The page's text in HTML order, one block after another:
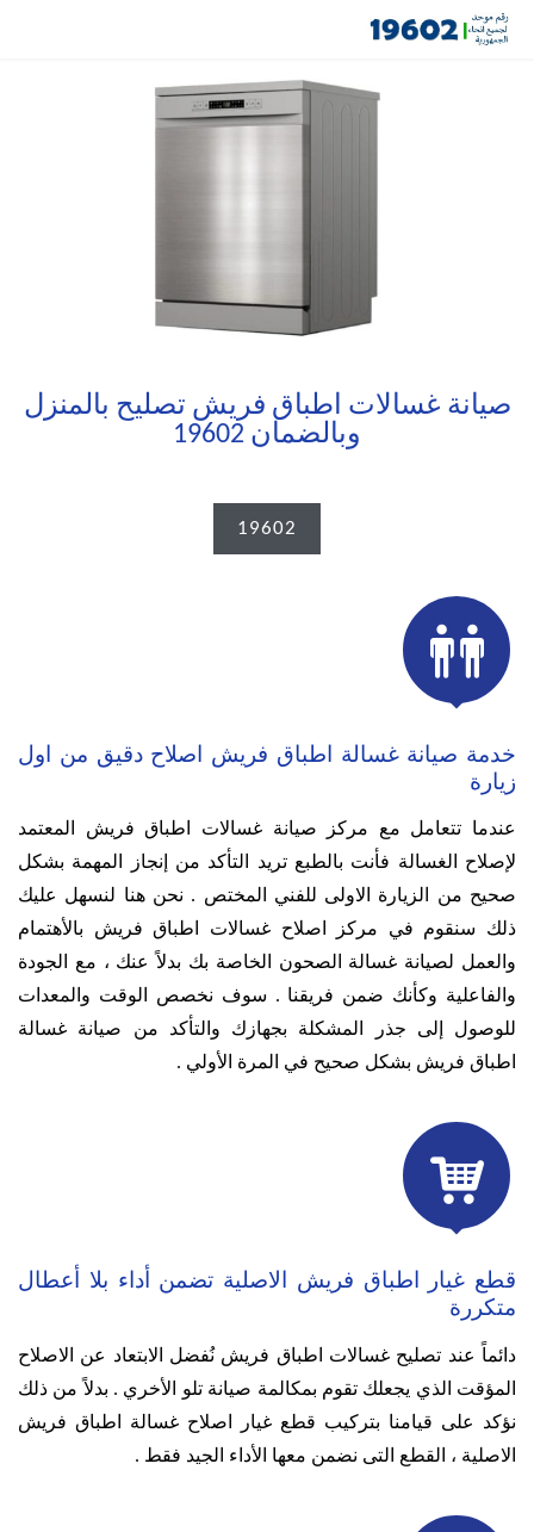
صيانة غسالات اطباق فريش تصليح بالمنزل
وبالضمان 19602
19602

خدمة صيانة غسالة اطباق فريش اصلاح دقيق من اول
زيارة
عندما تتعامل مع مركز صيانة غسالات اطباق فريش المعتمد
لإصلاح الغسالة فأنت بالطبع تريد التأكد من إنجاز المهمة بشكل
صحيح من الزيارة الاولى للفني المختص . نحن هنا لنسهل عليك
ذلك سنقوم في مركز اصلاح غسالات اطباق فريش بالأهتمام
والعمل لصيانة غسالة الصحون الخاصة بك بدلاً عنك ، مع الجودة
والفاعلية وكأنك ضمن فريقنا . سوف نخصص الوقت والمعدات
للوصول إلى جذر المشكلة بجهازك والتأكد من صيانة غسالة
اطباق فريش بشكل صحيح في المرة الأولي .

قطع غيار اطباق فريش الاصلية تضمن أداء بلا أعطال
متكررة
دائماً عند تصليح غسالات اطباق فريش نُفضل الابتعاد عن الاصلاح
المؤقت الذي يجعلك تقوم بمكالمة صيانة تلو الأخري . بدلاً من ذلك
نؤكد على قيامنا بتركيب قطع غيار اصلاح غسالة اطباق فريش
الاصلية ، القطع التى نضمن معها الأداء الجيد فقط .